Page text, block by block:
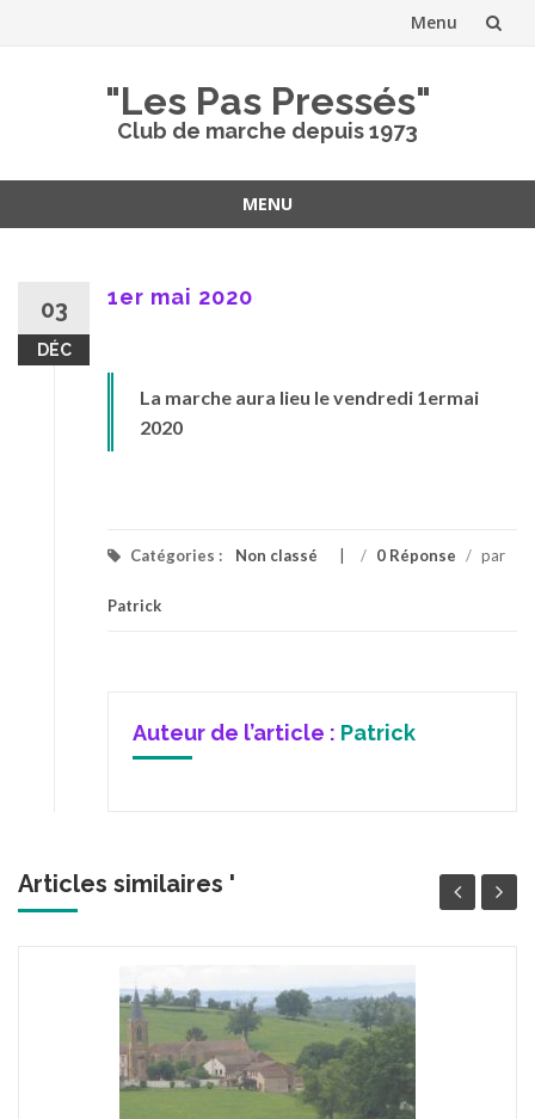
Menu
"Les Pas Pressés"
Club de marche depuis 1973
MENU
03
DÉC
1er mai 2020
La marche aura lieu le vendredi 1ermai
2020
Catégories : Non classé / 0 Réponse / par
Patrick
Auteur de l’article : Patrick
Articles similaires '